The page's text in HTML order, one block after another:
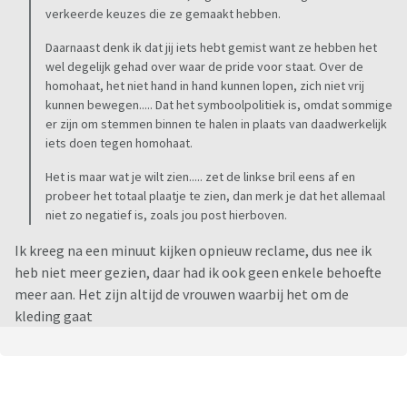
verkeerde keuzes die ze gemaakt hebben.
Daarnaast denk ik dat jij iets hebt gemist want ze hebben het
wel degelijk gehad over waar de pride voor staat. Over de
homohaat, het niet hand in hand kunnen lopen, zich niet vrij
kunnen bewegen..... Dat het symboolpolitiek is, omdat sommige
er zijn om stemmen binnen te halen in plaats van daadwerkelijk
iets doen tegen homohaat.
Het is maar wat je wilt zien..... zet de linkse bril eens af en
probeer het totaal plaatje te zien, dan merk je dat het allemaal
niet zo negatief is, zoals jou post hierboven.
Ik kreeg na een minuut kijken opnieuw reclame, dus nee ik
heb niet meer gezien, daar had ik ook geen enkele behoefte
meer aan. Het zijn altijd de vrouwen waarbij het om de
kleding gaat